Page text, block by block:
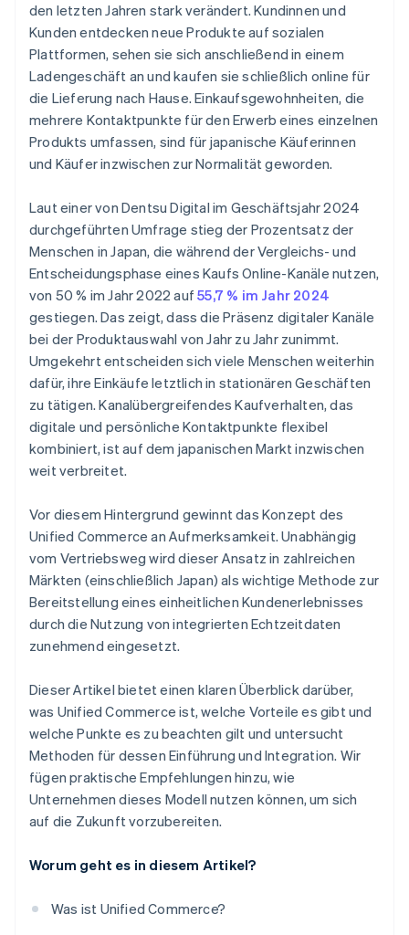
den letzten Jahren stark verändert. Kundinnen und
Kunden entdecken neue Produkte auf sozialen
Plattformen, sehen sie sich anschließend in einem
Ladengeschäft an und kaufen sie schließlich online für
die Lieferung nach Hause. Einkaufsgewohnheiten, die
mehrere Kontaktpunkte für den Erwerb eines einzelnen
Produkts umfassen, sind für japanische Käuferinnen
und Käufer inzwischen zur Normalität geworden.
Laut einer von Dentsu Digital im Geschäftsjahr 2024
durchgeführten Umfrage stieg der Prozentsatz der
Menschen in Japan, die während der Vergleichs- und
Entscheidungsphase eines Kaufs Online-Kanäle nutzen,
von 50 % im Jahr 2022 auf55,7 % im Jahr 2024
gestiegen. Das zeigt, dass die Präsenz digitaler Kanäle
bei der Produktauswahl von Jahr zu Jahr zunimmt.
Umgekehrt entscheiden sich viele Menschen weiterhin
dafür, ihre Einkäufe letztlich in stationären Geschäften
zu tätigen. Kanalübergreifendes Kaufverhalten, das
digitale und persönliche Kontaktpunkte flexibel
kombiniert, ist auf dem japanischen Markt inzwischen
weit verbreitet.
Vor diesem Hintergrund gewinnt das Konzept des
Unified Commerce an Aufmerksamkeit. Unabhängig
vom Vertriebsweg wird dieser Ansatz in zahlreichen
Märkten (einschließlich Japan) als wichtige Methode zur
Bereitstellung eines einheitlichen Kundenerlebnisses
durch die Nutzung von integrierten Echtzeitdaten
zunehmend eingesetzt.
Dieser Artikel bietet einen klaren Überblick darüber,
was Unified Commerce ist, welche Vorteile es gibt und
welche Punkte es zu beachten gilt und untersucht
Methoden für dessen Einführung und Integration. Wir
fügen praktische Empfehlungen hinzu, wie
Unternehmen dieses Modell nutzen können, um sich
auf die Zukunft vorzubereiten.
Worum geht es in diesem Artikel?
Was ist Unified Commerce?